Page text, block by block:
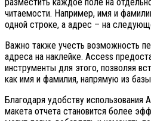
читаемости. Например, имя и
одной строке, а адрес – на
Важно также учесть возможность
адреса на наклейке. Access
инструменты для этого, позволяя
как имя и фамилия, напрямую из
Благодаря удобству использования
макета отчета становится более